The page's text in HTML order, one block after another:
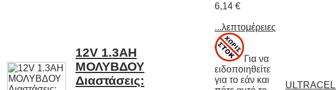
12V 1.3AH
ΜΟΛΥΒΔΟΥ
Διαστάσεις:
6,14 €
...λεπτομέρειες
Για να
ειδοποιηθείτε
για το εάν και
πότε αυτό το
προϊόν θα
είναι και πάλι
σε στοκ,